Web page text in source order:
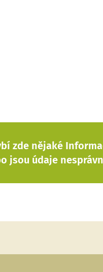
zde nějaké
jsou údaje